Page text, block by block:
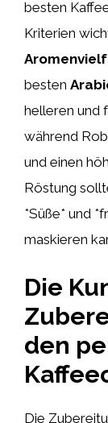
besten
Kriterien
besten
helleren und
während
und einen
Röstung
*Süße* und
maskieren
Die
den
Die